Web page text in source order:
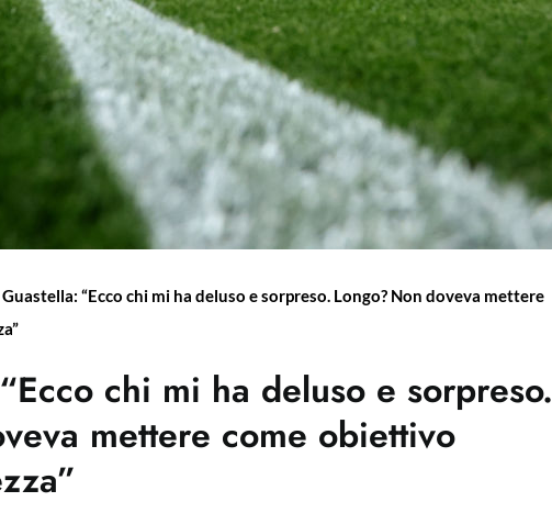
Guastella: “Ecco chi mi ha deluso e sorpreso. Longo? Non doveva mettere
chi mi ha deluso e sorpreso.
mettere come obiettivo